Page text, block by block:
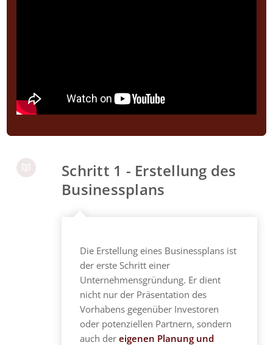
Schritt 1 - Erstellung des
Businessplans
Die Erstellung eines Businessplans ist
der erste Schritt einer
Unternehmensgründung. Er dient
nicht nur der Präsentation des
Vorhabens gegenüber Investoren
oder potenziellen Partnern, sondern
auch dereigenen Planung und